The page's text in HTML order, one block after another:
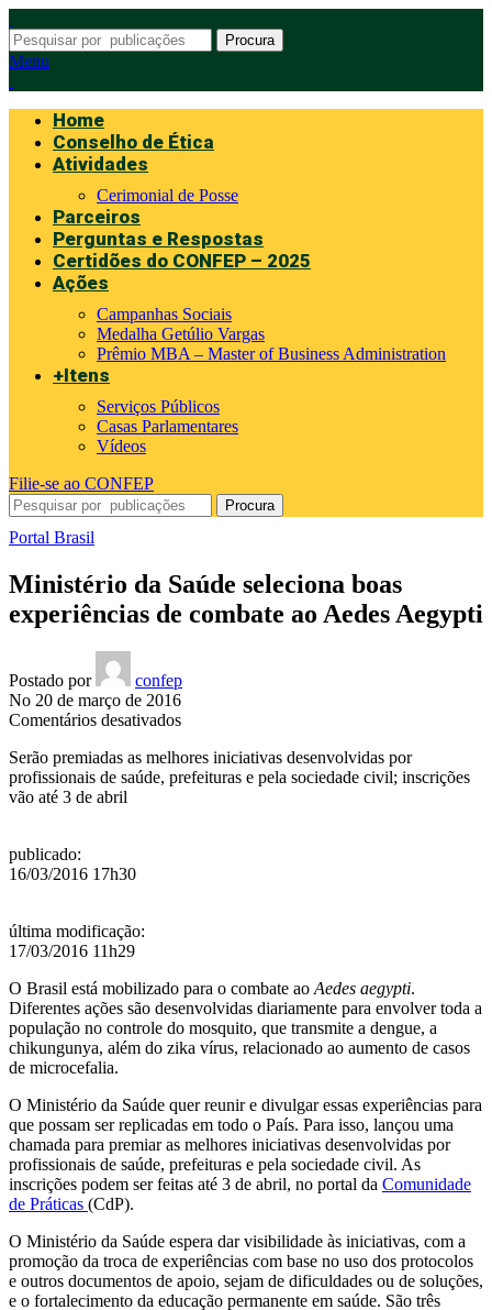
Procura
Menu
Home
Conselho de Ética
Atividades
Cerimonial de Posse
Parceiros
Perguntas e Respostas
Certidões do CONFEP – 2025
Ações
Campanhas Sociais
Medalha Getúlio Vargas
Prêmio MBA – Master of Business Administration
+Itens
Serviços Públicos
Casas Parlamentares
Vídeos
Filie-se ao CONFEP
Procura
Portal Brasil
Ministério da Saúde seleciona boas
experiências de combate ao Aedes Aegypti
Postado por
confep
No 20 de março de 2016
Comentários desativadosem
da
Saúde
Serão premiadas as melhores iniciativas desenvolvidas por
profissionais de saúde, prefeituras e pela sociedade civil; inscrições
vão até 3 de abril
publicado:
16/03/2016 17h30
última modificação:
17/03/2016 11h29
O Brasil está mobilizado para o combate ao Aedes aegypti.
Diferentes ações são desenvolvidas diariamente para envolver toda a
população no controle do mosquito, que transmite a dengue, a
chikungunya, além do zika vírus, relacionado ao aumento de casos
de microcefalia.
O Ministério da Saúde quer reunir e divulgar essas experiências para
que possam ser replicadas em todo o País. Para isso, lançou uma
chamada para premiar as melhores iniciativas desenvolvidas por
profissionais de saúde, prefeituras e pela sociedade civil. As
inscrições podem ser feitas até 3 de abril, no portal da Comunidade
de Práticas (CdP).
O Ministério da Saúde espera dar visibilidade às iniciativas, com a
promoção da troca de experiências com base no uso dos protocolos
e outros documentos de apoio, sejam de dificuldades ou de soluções,
e o fortalecimento da educação permanente em saúde. São três